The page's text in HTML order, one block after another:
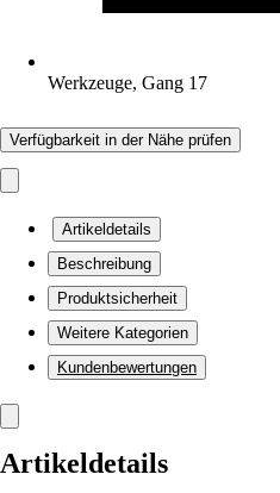
Werkzeuge, Gang 17
Verfügbarkeit in der Nähe prüfen
Artikeldetails
Beschreibung
Produktsicherheit
Weitere Kategorien
Kundenbewertungen
Artikeldetails